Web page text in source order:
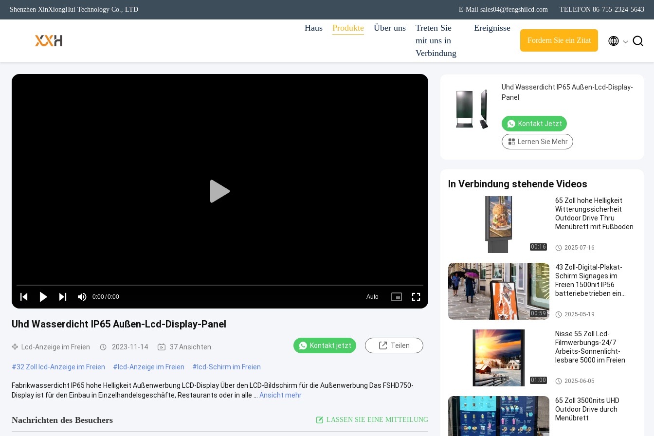
Shenzhen XinXiongHui Technology Co., LTD E-Mail sales04@fengshilcd.com TELEFON 86-755-2324-5643
Haus Produkte Über uns
Treten Sie
mit uns in
Verbindung
Ereignisse
Fordern Sie ein Zitat  
Play
Play
Play
Play
Mute
Time
0:00/0:00
Loaded:
0%
Auto
Picture- Fullscreen
Uhd Wasserdicht IP65 Außen-Lcd-Display-Panel
Lcd-Anzeige im Freien 2023-11-14 37 Ansichten Kontakt jetzt Teilen
#32 Zoll lcd-Anzeige im Freien #lcd-Anzeige im Freien #lcd-Schirm im Freien
Fabrikwasserdicht IP65 hohe Helligkeit Außenwerbung LCD-Display Über den LCD-Bildschirm für die Außenwerbung Das FSHD750-
Display ist für den Einbau in Einzelhandelsgeschäfte, Restaurants oder in alle ...
Ansicht mehr
Nachrichten des Besuchers LASSEN SIE EINE MITTEILUNG
Uhd Wasserdicht IP65 Außen-Lcd-Display-
Panel
Kontakt Jetzt
Lernen Sie Mehr
In Verbindung stehende Videos
00:16
65 Zoll hohe Helligkeit
Witterungssicherheit
Outdoor Drive Thru
Menübrett mit Fußboden
Lcd-Anzeige im Freien
2025-07-16
00:59
43 Zoll-Digital-Plakat-
Schirm Signages im
Freien 1500nit IP56
batteriebetrieben ein
Lcd-Anzeige im Freien
2025-05-19
01:00
Nisse 55 Zoll Lcd-
Filmwerbungs-24/7
Arbeits-Sonnenlicht-
lesbare 5000 im Freien
Lcd-Anzeige im Freien
2025-06-05
65 Zoll 3500nits UHD
Outdoor Drive durch
Menübrett